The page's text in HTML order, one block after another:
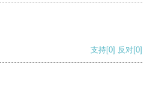
支持[0] 反对[0]